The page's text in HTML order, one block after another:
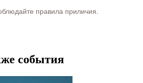
правила приличия.
события